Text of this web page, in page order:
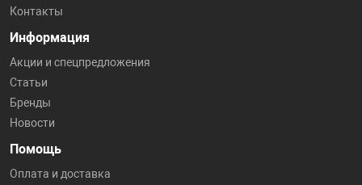
Контакты
Информация
Акции и спецпредложения
Статьи
Бренды
Новости
Помощь
Оплата и доставка